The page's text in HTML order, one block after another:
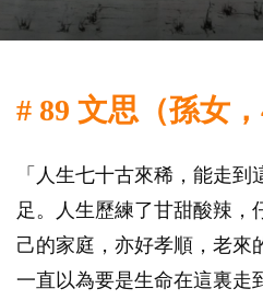
# 89 文思（孫女，
「人生七十古來稀，能走
足。人生歷練了甘甜酸辣，
己的家庭，亦好孝順，老來
一直以為要是生命在這裏走